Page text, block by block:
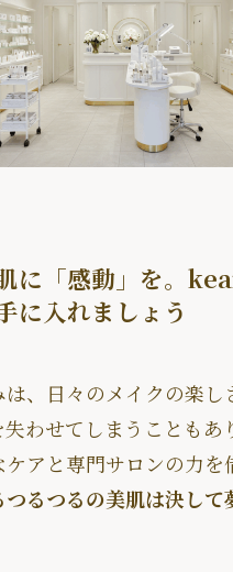
に「感動」を。
に入れましょう
、日々のメイクの楽し
わせてしまうこともあ
アと専門サロンの力を
つるつるの美肌は決して